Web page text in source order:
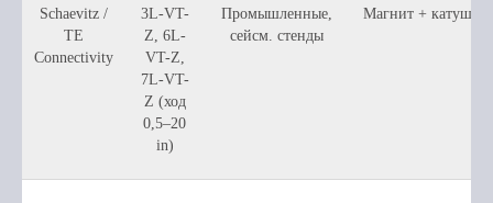
Schaevitz /
TE
Connectivity
3L-VT-
Z, 6L-
VT-Z,
7L-VT-
Z (ход
0,5–20
in)
Промышленные,
сейсм. стенды
Магнит + катушка